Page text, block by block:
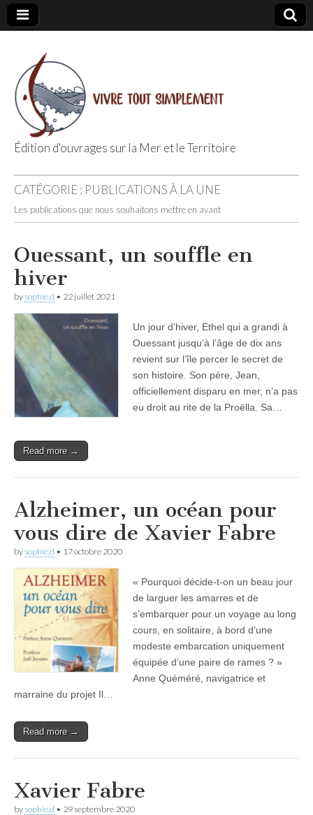
Editions Vivre
Tout
Simplement
Édition d'ouvrages sur la Mer et le Territoire
CATÉGORIE : PUBLICATIONS À LA UNE
Les publications que nous souhaitons mettre en avant
Ouessant, un souffle en
hiver
bysophie.d • 22 juillet 2021
Un jour d’hiver, Ethel qui a grandi à
Ouessant jusqu’à l’âge de dix ans
revient sur l’île percer le secret de
son histoire. Son père, Jean,
officiellement disparu en mer, n’a pas
eu droit au rite de la Proëlla. Sa…
Read more →
Alzheimer, un océan pour
vous dire de Xavier Fabre
bysophie.d • 17 octobre 2020
« Pourquoi décide-t-on un beau jour
de larguer les amarres et de
s’embarquer pour un voyage au long
cours, en solitaire, à bord d’une
modeste embarcation uniquement
équipée d’une paire de rames ? »
Anne Quéméré, navigatrice et
marraine du projet Il…
Read more →
Xavier Fabre
bysophie.d • 29 septembre 2020